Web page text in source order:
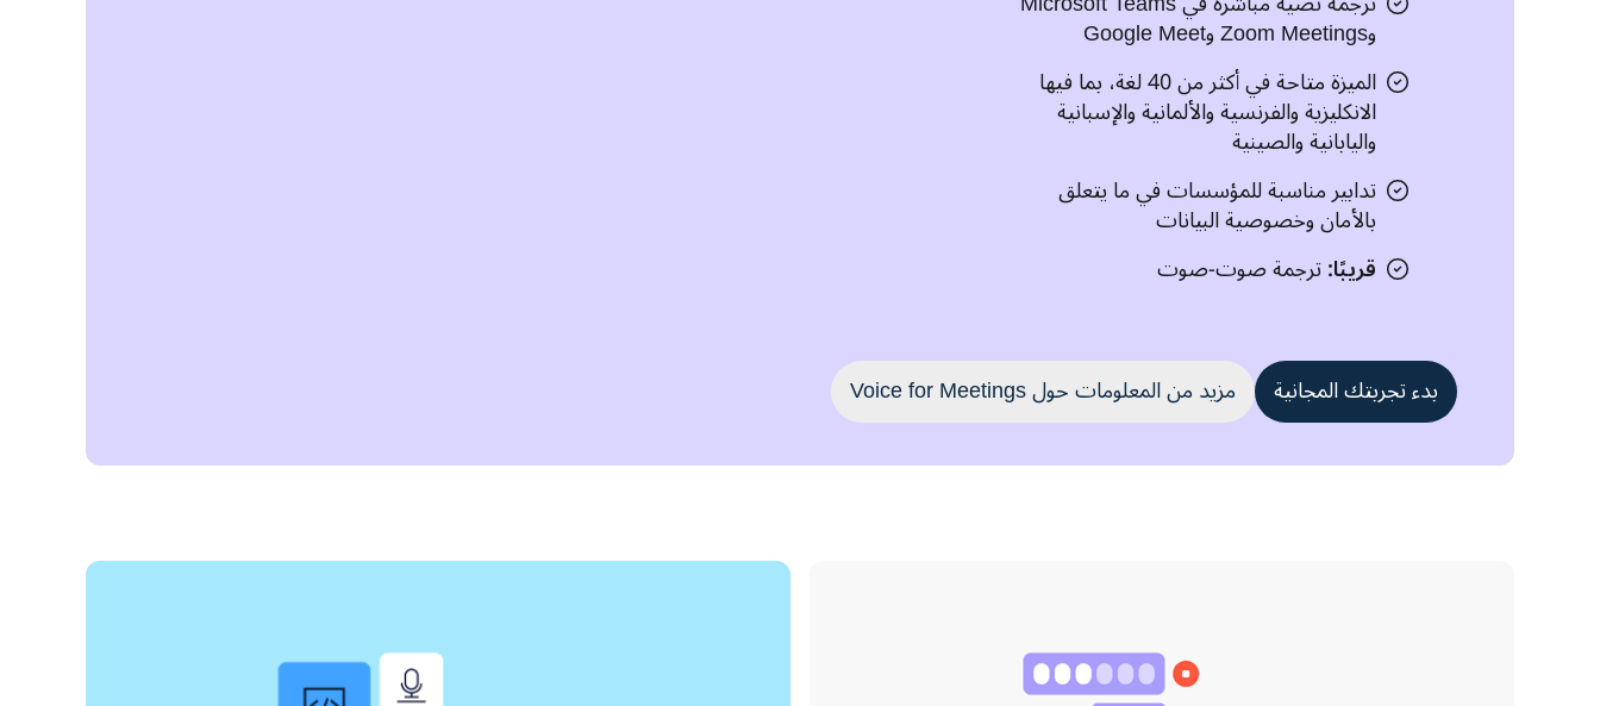
وZoom Meetings وGoogle Meet
الميزة متاحة في أكثر من 40 لغة، بما فيها
الانكليزية والفرنسية والألمانية والإسبانية
واليابانية والصينية
تدابير مناسبة للمؤسسات في ما يتعلق
بالأمان وخصوصية البيانات
قريبًا:ترجمة صوت-صوت
بدء تجربتك المجانية مزيد من المعلومات حول Voice for Meetings